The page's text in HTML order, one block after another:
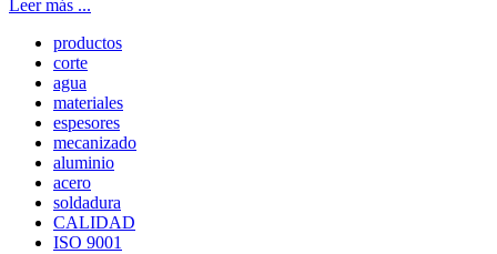
Leer más ...
productos
corte
agua
materiales
espesores
mecanizado
aluminio
acero
soldadura
CALIDAD
ISO 9001